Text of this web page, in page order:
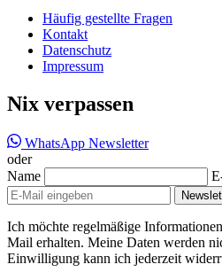
Häufig gestellte Fragen
Kontakt
Datenschutz
Impressum
Nix verpassen
WhatsApp Newsletter
oder
Name
Ich möchte regelmäßige
Mail erhalten. Meine Daten werden
Einwilligung kann ich jederzeit